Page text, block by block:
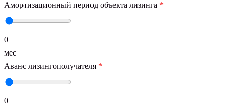
Амортизационный период объекта лизинга *
0
мес
Аванс лизингополучателя *
0